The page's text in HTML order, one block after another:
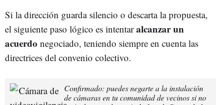
Si la dirección guarda silencio o descarta la propuesta,
el siguiente paso lógico es intentaralcanzar un
acuerdo negociado, teniendo siempre en cuenta las
directrices del convenio colectivo.
Confirmado: puedes negarte a la instalación
de cámaras en tu comunidad de vecinos si no